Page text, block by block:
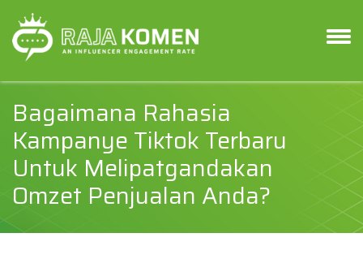
Bagaimana Rahasia
Kampanye Tiktok Terbaru
Untuk Melipatgandakan
Omzet Penjualan Anda?